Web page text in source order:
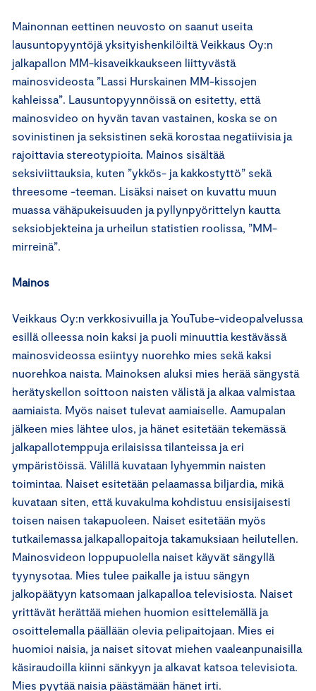
Mainonnan eettinen neuvosto on saanut useita
lausuntopyyntöjä yksityishenkilöiltä Veikkaus Oy:n
jalkapallon MM-kisaveikkaukseen liittyvästä
mainosvideosta ”Lassi Hurskainen MM-kissojen
kahleissa”. Lausuntopyynnöissä on esitetty, että
mainosvideo on hyvän tavan vastainen, koska se on
sovinistinen ja seksistinen sekä korostaa negatiivisia ja
rajoittavia stereotypioita. Mainos sisältää
seksiviittauksia, kuten ”ykkös- ja kakkostyttö” sekä
threesome -teeman. Lisäksi naiset on kuvattu muun
muassa vähäpukeisuuden ja pyllynpyörittelyn kautta
seksiobjekteina ja urheilun statistien roolissa, ”MM-
mirreinä”.
Mainos
Veikkaus Oy:n verkkosivuilla ja YouTube-videopalvelussa
esillä olleessa noin kaksi ja puoli minuuttia kestävässä
mainosvideossa esiintyy nuorehko mies sekä kaksi
nuorehkoa naista. Mainoksen aluksi mies herää sängystä
herätyskellon soittoon naisten välistä ja alkaa valmistaa
aamiaista. Myös naiset tulevat aamiaiselle. Aamupalan
jälkeen mies lähtee ulos, ja hänet esitetään tekemässä
jalkapallotemppuja erilaisissa tilanteissa ja eri
ympäristöissä. Välillä kuvataan lyhyemmin naisten
toimintaa. Naiset esitetään pelaamassa biljardia, mikä
kuvataan siten, että kuvakulma kohdistuu ensisijaisesti
toisen naisen takapuoleen. Naiset esitetään myös
tutkailemassa jalkapallopaitoja takamuksiaan heilutellen.
Mainosvideon loppupuolella naiset käyvät sängyllä
tyynysotaa. Mies tulee paikalle ja istuu sängyn
jalkopäätyyn katsomaan jalkapalloa televisiosta. Naiset
yrittävät herättää miehen huomion esittelemällä ja
osoittelemalla päällään olevia pelipaitojaan. Mies ei
huomioi naisia, ja naiset sitovat miehen vaaleanpunaisilla
käsiraudoilla kiinni sänkyyn ja alkavat katsoa televisiota.
Mies pyytää naisia päästämään hänet irti.